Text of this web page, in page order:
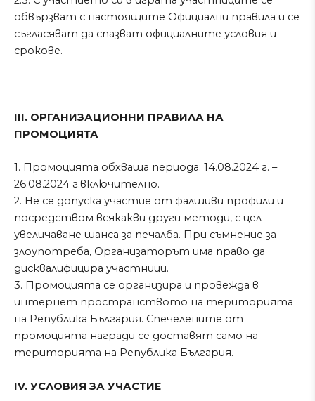
обвързват с настоящите Официални правила и се
съгласяват да спазват официалните условия и
срокове.
III. ОРГАНИЗАЦИОННИ ПРАВИЛА НА
ПРОМОЦИЯТА
1. Промоцията обхваща периода: 14.08.2024 г. –
26.08.2024 г.включително.
2. Не се допуска участие от фалшиви профили и
посредством всякакви други методи, с цел
увеличаване шанса за печалба. При съмнение за
злоупотреба, Организаторът има право да
дисквалифицира участници.
3. Промоцията се организира и провежда в
интернет пространството на територията
на Република България. Спечелените от
промоцията награди се доставят само на
територията на Република България.
IV. УСЛОВИЯ ЗА УЧАСТИЕ